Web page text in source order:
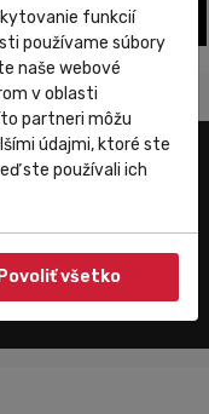
funkcií
používame súbory
naše webové
v oblasti
partneri môžu
údajmi, ktoré ste
ste používali ich
Povoliť všetko